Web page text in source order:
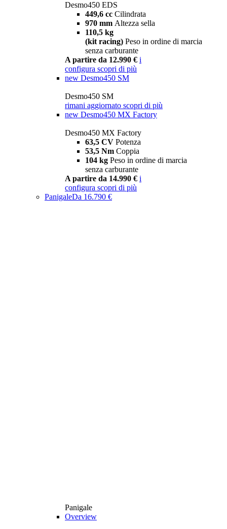
Desmo450 EDS
449,6 cc Cilindrata
970 mm Altezza sella
110,5 kg
(kit racing) Peso in ordine di marcia
senza carburante
A partire da 12.990 € i
configura scopri di più
new Desmo450 SM
Desmo450 SM
rimani aggiornato scopri di più
new Desmo450 MX Factory
Desmo450 MX Factory
63,5 CV Potenza
53,5 Nm Coppia
104 kg Peso in ordine di marcia
senza carburante
A partire da 14.990 € i
configura scopri di più
PanigaleDa 16.790 €
Panigale
Overview